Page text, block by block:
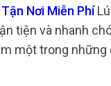
Nơi Miễn Phí
tiện và nhanh
một trong những